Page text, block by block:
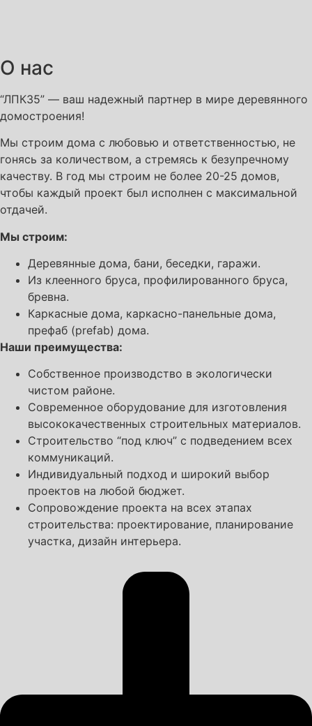
О нас
“ЛПК35” — ваш надежный партнер в мире деревянного
домостроения!
Мы строим дома с любовью и ответственностью, не
гонясь за количеством, а стремясь к безупречному
качеству. В год мы строим не более 20-25 домов,
чтобы каждый проект был исполнен с максимальной
отдачей.
Мы строим:
Деревянные дома, бани, беседки, гаражи.
Из клеенного бруса, профилированного бруса,
бревна.
Каркасные дома, каркасно-панельные дома,
префаб (prefab) дома.
Наши преимущества:
Собственное производство в экологически
чистом районе.
Современное оборудование для изготовления
высококачественных строительных материалов.
Строительство “под ключ” с подведением всех
коммуникаций.
Индивидуальный подход и широкий выбор
проектов на любой бюджет.
Сопровождение проекта на всех этапах
строительства: проектирование, планирование
участка, дизайн интерьера.